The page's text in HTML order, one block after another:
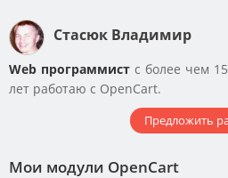
Стасюк Владимир
Web программист с более чем
лет работаю с OpenCart.
Предложить
Мои модули OpenCart